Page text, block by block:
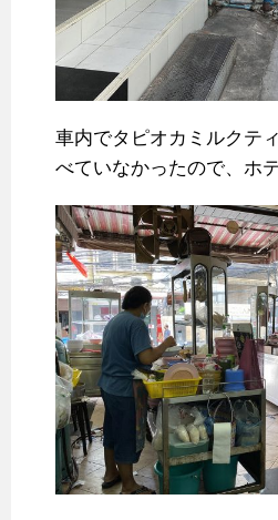
車内でタピオカミルクテ
べていなかったので、ホ